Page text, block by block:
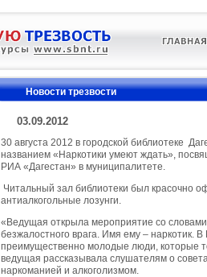
Новости трезвости
03.09.2012
30 августа 2012 в городской библиотеке
названием «Наркотики умеют ждать»,
РИА «Дагестан» в муниципалитете.
Читальный зал библиотеки был красочно
антиалкогольные лозунги.
«Ведущая открыла мероприятие со
безжалостного врага. Имя ему – наркотик.
преимущественно молодые люди, которые
ведущая рассказывала слушателям о
наркоманией и алкоголизмом.